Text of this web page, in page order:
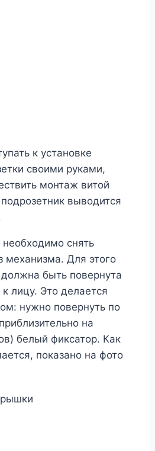
к установке
своими руками,
монтаж витой
выводится
снять
Для этого
быть повернута
лицу. Это делается
нужно повернуть по
на
белый фиксатор. Как
показано на фото